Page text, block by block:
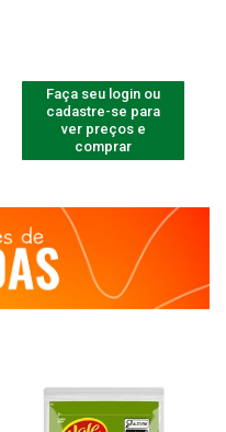
Faça seu login ou
cadastre-se para
ver preços e
comprar